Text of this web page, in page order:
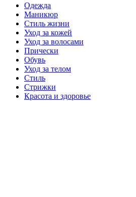
Одежда
Маникюр
Стиль жизни
Уход за кожей
Уход за волосами
Прически
Обувь
Уход за телом
Стиль
Стрижки
Красота и здоровье